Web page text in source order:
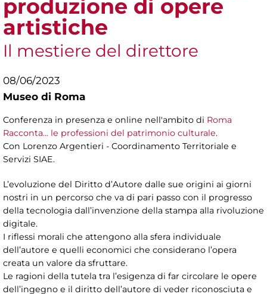
produzione di opere
artistiche
Il mestiere del direttore
08/06/2023
Museo di Roma
Conferenza in presenza e online nell'ambito di Roma
Racconta… le professioni del patrimonio culturale.
Con Lorenzo Argentieri - Coordinamento Territoriale e
Servizi SIAE.
L’evoluzione del Diritto d’Autore dalle sue origini ai giorni
nostri in un percorso che va di pari passo con il progresso
della tecnologia dall’invenzione della stampa alla rivoluzione
digitale.
I riflessi morali che attengono alla sfera individuale
dell’autore e quelli economici che considerano l’opera
creata un valore da sfruttare.
Le ragioni della tutela tra l’esigenza di far circolare le opere
dell’ingegno e il diritto dell’autore di veder riconosciuta e